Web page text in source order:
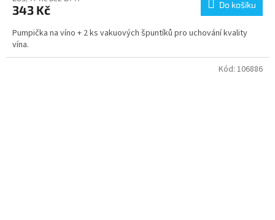
343 Kč Do košíku
Pumpička na víno + 2 ks vakuových špuntíků pro uchování kvality
vína.
Kód: 106886